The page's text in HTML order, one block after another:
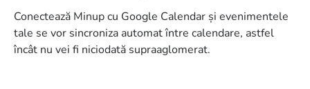
Conectează Minup cu Google Calendar și evenimentele
tale se vor sincroniza automat între calendare, astfel
încât nu vei fi niciodată supraaglomerat.